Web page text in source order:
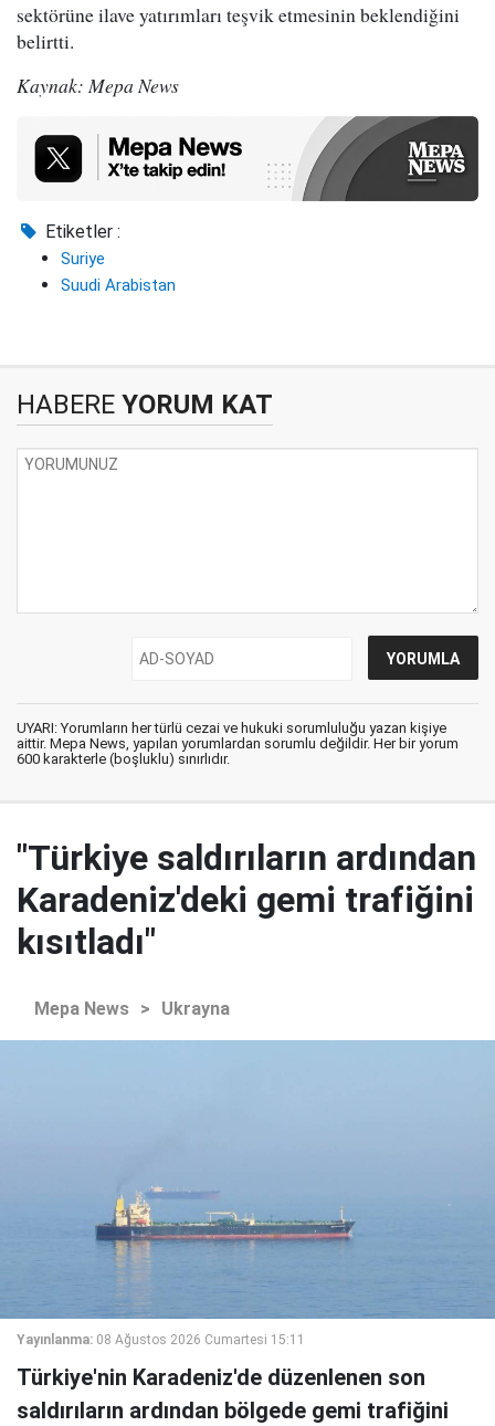
sektörüne ilave yatırımları teşvik etmesinin beklendiğini
belirtti.
Kaynak: Mepa News
Etiketler :
Suriye
Suudi Arabistan
HABERE YORUM KAT
UYARI: Yorumların her türlü cezai ve hukuki sorumluluğu yazan kişiye
aittir. Mepa News, yapılan yorumlardan sorumlu değildir. Her bir yorum
600 karakterle (boşluklu) sınırlıdır.
"Türkiye saldırıların ardından
Karadeniz'deki gemi trafiğini
kısıtladı"
Mepa News > Ukrayna
Yayınlanma: 08 Ağustos 2026 Cumartesi 15:11
Türkiye'nin Karadeniz'de düzenlenen son
saldırıların ardından bölgede gemi trafiğini